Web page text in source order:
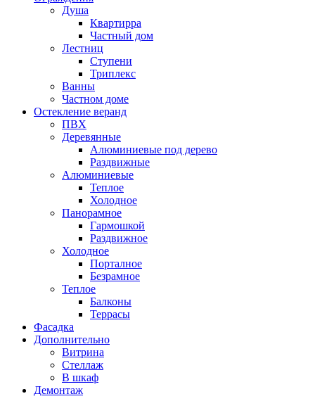
Душа
Квартирра
Частный дом
Лестниц
Ступени
Триплекс
Ванны
Частном доме
Остекление веранд
ПВХ
Деревянные
Алюминиевые под дерево
Раздвижные
Алюминиевые
Теплое
Холодное
Панорамное
Гармошкой
Раздвижное
Холодное
Порталное
Безрамное
Теплое
Балконы
Террасы
Фасадка
Дополнительно
Витрина
Стеллаж
В шкаф
Демонтаж